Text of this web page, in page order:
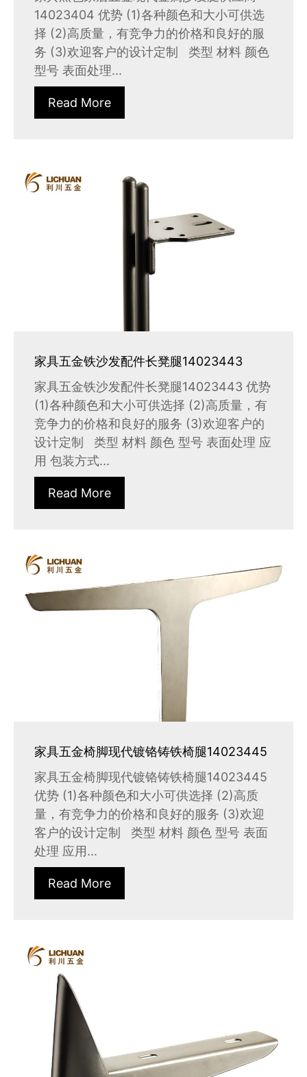
14023404 优势 (1)各种颜色和大小可供选
择 (2)高质量，有竞争力的价格和良好的服
务 (3)欢迎客户的设计定制 类型 材料 颜色
型号 表面处理...
Read More
家具五金铁沙发配件长凳腿14023443
家具五金铁沙发配件长凳腿14023443 优势
(1)各种颜色和大小可供选择 (2)高质量，有
竞争力的价格和良好的服务 (3)欢迎客户的
设计定制 类型 材料 颜色 型号 表面处理 应
用 包装方式...
Read More
家具五金椅脚现代镀铬铸铁椅腿14023445
家具五金椅脚现代镀铬铸铁椅腿14023445
优势 (1)各种颜色和大小可供选择 (2)高质
量，有竞争力的价格和良好的服务 (3)欢迎
客户的设计定制 类型 材料 颜色 型号 表面
处理 应用...
Read More